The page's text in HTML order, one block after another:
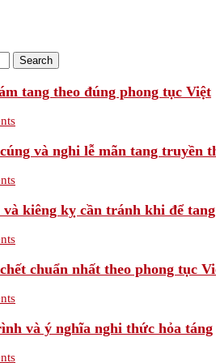
Search
tang theo đúng phong tục Việt
và nghi lễ mãn tang truyền
kiêng kỵ cần tránh khi để tang
chuẩn nhất theo phong tục
và ý nghĩa nghi thức hỏa táng